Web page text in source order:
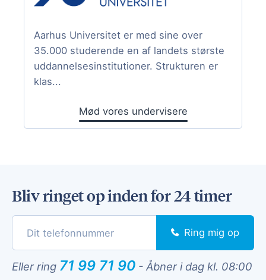
Aarhus Universitet er med sine over
35.000 studerende en af landets største
uddannelsesinstitutioner. Strukturen er
klas...
Mød vores undervisere
Bliv ringet op inden for 24 timer
Ring mig op
Eller ring 71 99 71 90 - Åbner i dag kl. 08:00